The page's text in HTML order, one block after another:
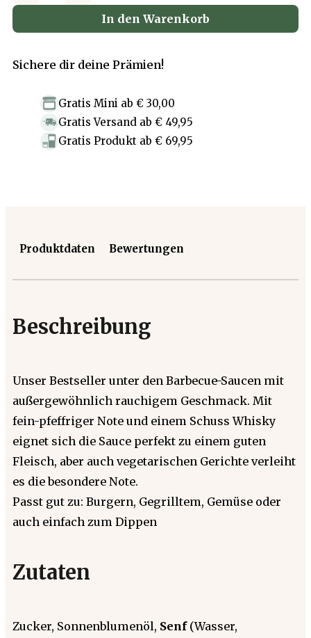
In den Warenkorb
Sichere dir deine Prämien!
Gratis Mini ab € 30,00
Gratis Versand ab € 49,95
Gratis Produkt ab € 69,95
Produktdaten Bewertungen
Beschreibung
Unser Bestseller unter den Barbecue-Saucen mit
außergewöhnlich rauchigem Geschmack. Mit
fein-pfeffriger Note und einem Schuss Whisky
eignet sich die Sauce perfekt zu einem guten
Fleisch, aber auch vegetarischen Gerichte verleiht
es die besondere Note.
Passt gut zu: Burgern, Gegrilltem, Gemüse oder
auch einfach zum Dippen
Zutaten
Zucker, Sonnenblumenöl, Senf (Wasser,